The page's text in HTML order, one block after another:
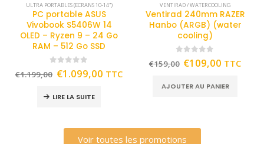
ULTRA PORTABLES (ECRANS 10-14")
PC portable ASUS
Vivobook S5406W 14
OLED – Ryzen 9 – 24 Go
RAM – 512 Go SSD
out of 5
€1.199,00 €1.099,00 TTC
LIRE LA SUITE
VENTIRAD / WATERCOOLING
Ventirad 240mm RAZER
Hanbo (ARGB) (water
cooling)
out of 5
€159,00 €109,00 TTC
AJOUTER AU PANIER
Voir toutes les promotions